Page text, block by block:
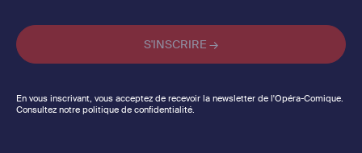
En vous inscrivant, vous acceptez de recevoir la newsletter de l'Opéra-Comique.
Consultez notre politique de confidentialité.